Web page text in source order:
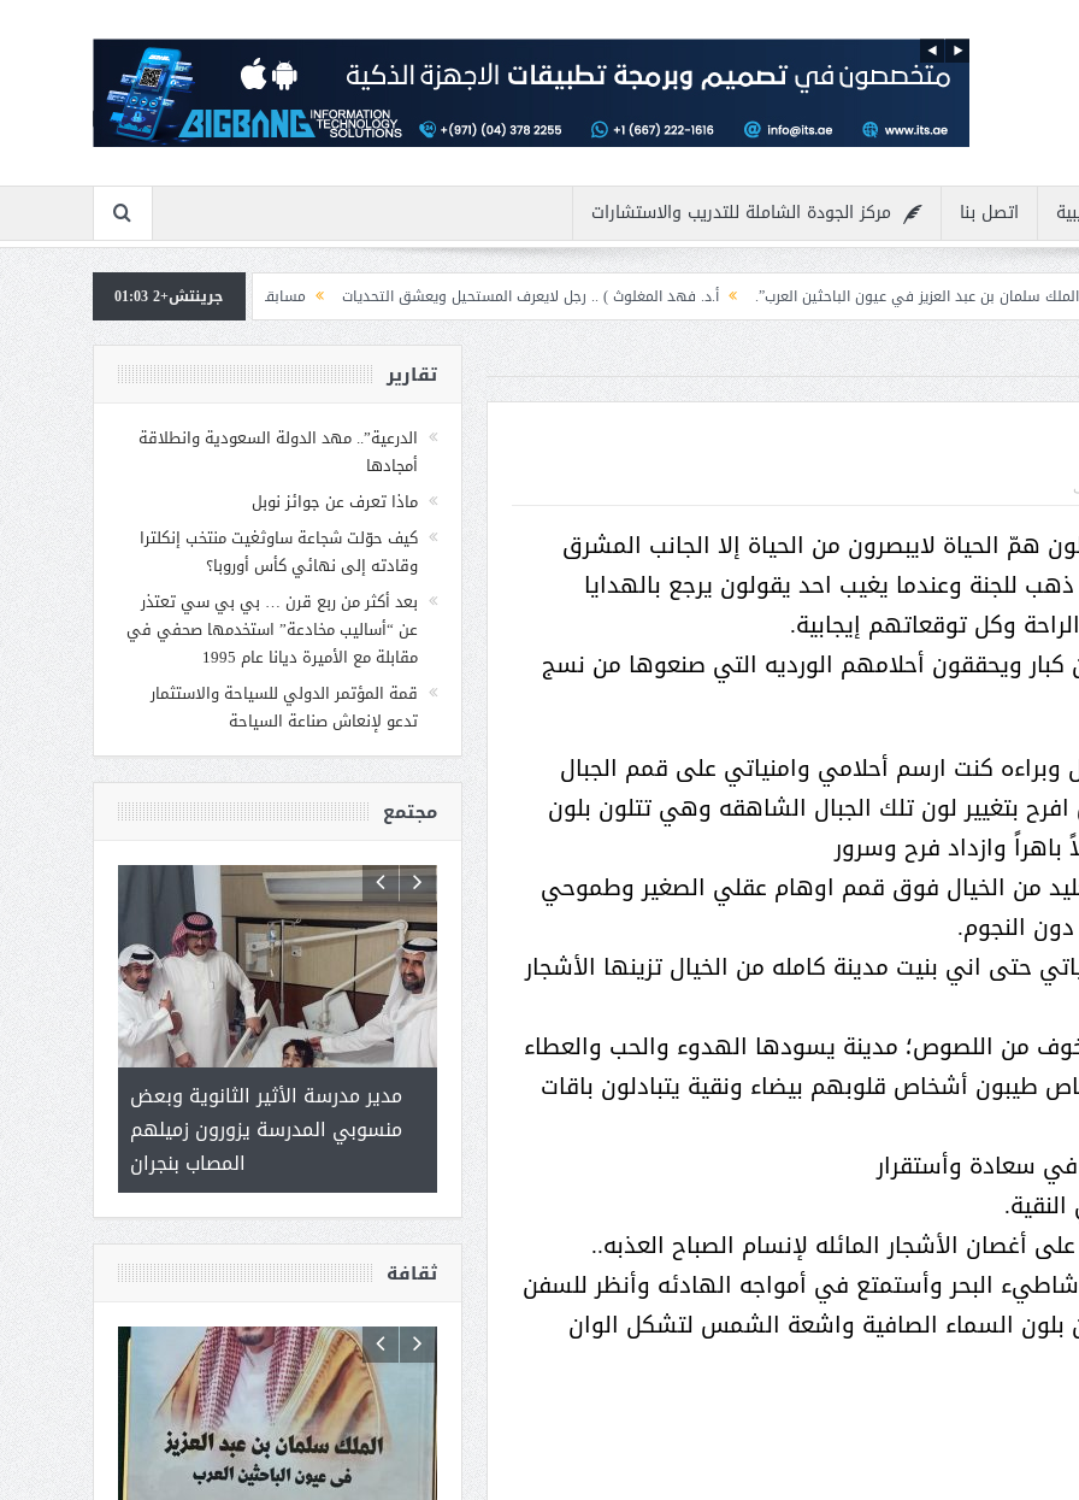
اتصل بنا مركز الجودة الشاملة للتدريب والاستشارات
العزيز في عيون الباحثين العرب”. أ.د. فهد المغلوث ) .. رجل لايعرف المستحيل ويعشق التحديات مسابقة المشيقح تعلن فرسان النسخة الخامسة
بمشاركة
جرينتش+2 01:03
همّ الحياة لايبصرون من الحياة إلا الجانب المشرق
للجنة وعندما يغيب احد يقولون يرجع بالهدايا
وكل توقعاتهم إيجابية.
ويحققون أحلامهم الورديه التي صنعوها من نسج
وبراءه كنت ارسم أحلامي وامنياتي على قمم الجبال
بتغيير لون تلك الجبال الشاهقه وهي تتلون بلون
وازداد فرح وسرور
من الخيال فوق قمم اوهام عقلي الصغير وطموحي
النجوم.
حتى اني بنيت مدينة كامله من الخيال تزينها الأشجار
من اللصوص؛ مدينة يسودها الهدوء والحب والعطاء
طيبون أشخاص قلوبهم بيضاء ونقية يتبادلون باقات
سعادة وأستقرار
أغصان الأشجار المائله لإنسام الصباح العذبه..
البحر وأستمتع في أمواجه الهادئه وأنظر للسفن
بلون السماء الصافية واشعة الشمس لتشكل الوان
تقارير
الدرعية”.. مهد الدولة السعودية وانطلاقة
أمجادها
ماذا تعرف عن جوائز نوبل
كيف حوّلت شجاعة ساوثغيت منتخب إنكلترا
وقادته إلى نهائي كأس أوروبا؟
بعد أكثر من ربع قرن … بي بي سي تعتذر
عن “أساليب مخادعة” استخدمها صحفي في
مقابلة مع الأميرة ديانا عام 1995
قمة المؤتمر الدولي للسياحة والاستثمار
تدعو لإنعاش صناعة السياحة
مجتمع
( محمد
مدير مدرسة الأثير الثانوية وبعض
منسوبي المدرسة يزورون زميلهم
المصاب بنجران
الأميرة (نجود بنت هذلول ) .. ميراث
العطاء
أمل البنيان .. طبيبة فوق العادة .:
ثقافة